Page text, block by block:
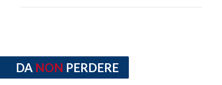
DA NON PERDERE